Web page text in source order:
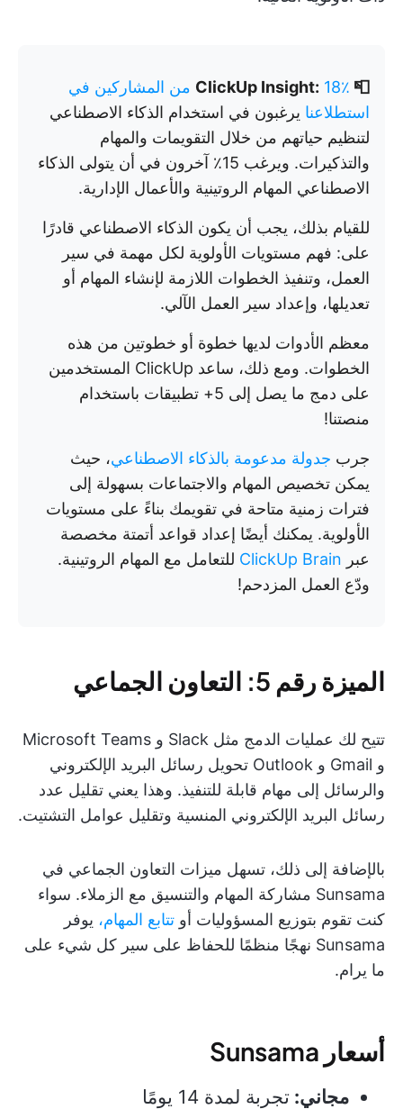
📮 ClickUp Insight:
18٪ من المشاركين في
استطلاعنا يرغبون في استخدام الذكاء الاصطناعي
لتنظيم حياتهم من خلال التقويمات والمهام
والتذكيرات. ويرغب 15٪ آخرون في أن يتولى الذكاء
الاصطناعي المهام الروتينية والأعمال الإدارية.
للقيام بذلك، يجب أن يكون الذكاء الاصطناعي قادرًا
على: فهم مستويات الأولوية لكل مهمة في سير
العمل، وتنفيذ الخطوات اللازمة لإنشاء المهام أو
تعديلها، وإعداد سير العمل الآلي.
معظم الأدوات لديها خطوة أو خطوتين من هذه
الخطوات. ومع ذلك، ساعد ClickUp المستخدمين
على دمج ما يصل إلى 5+ تطبيقات باستخدام
منصتنا!
جرب جدولة مدعومة بالذكاء الاصطناعي، حيث
يمكن تخصيص المهام والاجتماعات بسهولة إلى
فترات زمنية متاحة في تقويمك بناءً على مستويات
الأولوية. يمكنك أيضًا إعداد قواعد أتمتة مخصصة
عبر ClickUp Brain للتعامل مع المهام الروتينية.
ودّع العمل المزدحم!
الميزة رقم 5: التعاون الجماعي
تتيح لك عمليات الدمج مثل Slack و Microsoft Teams
و Gmail و Outlook تحويل رسائل البريد الإلكتروني
والرسائل إلى مهام قابلة للتنفيذ. وهذا يعني تقليل عدد
رسائل البريد الإلكتروني المنسية وتقليل عوامل التشتيت.
بالإضافة إلى ذلك، تسهل ميزات التعاون الجماعي في
Sunsama مشاركة المهام والتنسيق مع الزملاء. سواء
كنت تقوم بتوزيع المسؤوليات أو تتابع المهام، يوفر
Sunsama نهجًا منظمًا للحفاظ على سير كل شيء على
ما يرام.
أسعار Sunsama
مجاني: تجربة لمدة 14 يومًا